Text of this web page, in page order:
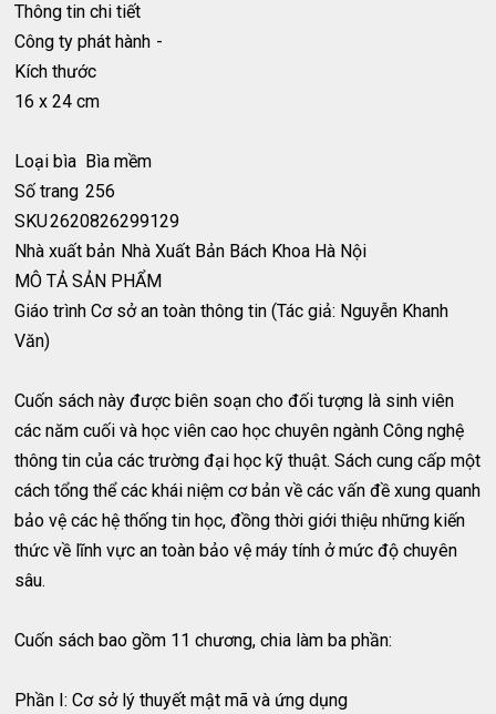
Thông tin chi tiết
Công ty phát hành -
Kích thước
16 x 24 cm
Loại bìa Bìa mềm
Số trang 256
SKU2620826299129
Nhà xuất bản Nhà Xuất Bản Bách Khoa Hà Nội
MÔ TẢ SẢN PHẨM
Giáo trình Cơ sở an toàn thông tin (Tác giả: Nguyễn Khanh
Văn)
Cuốn sách này được biên soạn cho đối tượng là sinh viên
các năm cuối và học viên cao học chuyên ngành Công nghệ
thông tin của các trường đại học kỹ thuật. Sách cung cấp một
cách tổng thể các khái niệm cơ bản về các vấn đề xung quanh
bảo vệ các hệ thống tin học, đồng thời giới thiệu những kiến
thức về lĩnh vực an toàn bảo vệ máy tính ở mức độ chuyên
sâu.
Cuốn sách bao gồm 11 chương, chia làm ba phần:
Phần I: Cơ sở lý thuyết mật mã và ứng dụng